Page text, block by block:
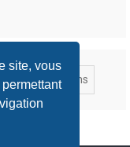
site, vous